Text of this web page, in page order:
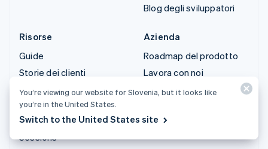
Blog degli sviluppatori
Risorse
Guide
Storie dei clienti
Blog
Community
Conferenza annuale
Sessions
Azienda
Roadmap del prodotto
Lavora con noi
Sala stampa
Contattaci
You’re viewing our website for Slovenia, but it looks like
you’re in the United States.
Switch to the United States site